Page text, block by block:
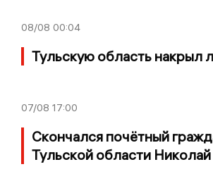
08/08 00:04
Тульскую область накрыл
07/08 17:00
Скончался почётный
Тульской области Николай